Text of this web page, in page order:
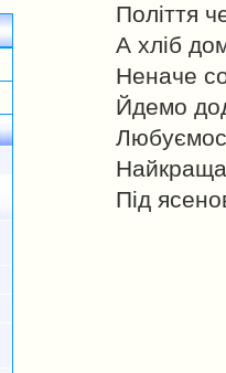
Поліття
А хліб
Неначе
Йдемо
Найкраща
Під